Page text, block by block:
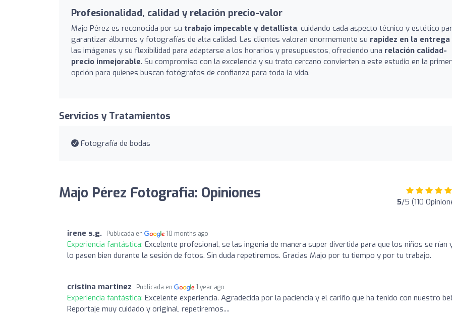
Profesionalidad, calidad y relación precio-valor
Majo Pérez es reconocida por su trabajo impecable y detallista, cuidando cada aspecto técnico y estético
garantizar álbumes y fotografías de alta calidad. Las clientes valoran enormemente su rapidez en la entrega
las imágenes y su flexibilidad para adaptarse a los horarios y presupuestos, ofreciendo una relación calidad-
precio inmejorable. Su compromiso con la excelencia y su trato cercano convierten a este estudio en la
opción para quienes buscan fotógrafos de confianza para toda la vida.
Servicios y Tratamientos
Fotografía de bodas
Majo Pérez Fotografia: Opiniones 5/5 (110
irene s.g. Publicada en 10 months ago
Experiencia fantástica: Excelente profesional, se las ingenia de manera super divertida para que los niños se rían
lo pasen bien durante la sesión de fotos. Sin duda repetiremos. Gracias Majo por tu tiempo y por tu trabajo.
cristina martinez Publicada en 1 year ago
Experiencia fantástica: Excelente experiencia. Agradecida por la paciencia y el cariño que ha tenido con nuestro
Reportaje muy cuidado y original, repetiremos....